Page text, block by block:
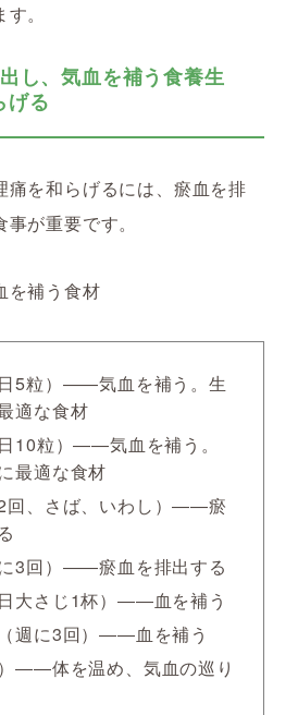
。
し、気血を補う食養生
げる
痛を和らげるには、瘀血を排
が重要です。
を補う食材
5粒）――気血を補う。生
適な食材
10粒）――気血を補う。
最適な食材
回、さば、いわし）――瘀
3回）――瘀血を排出する
大さじ1杯）――血を補う
週に3回）――血を補う
――体を温め、気血の巡り